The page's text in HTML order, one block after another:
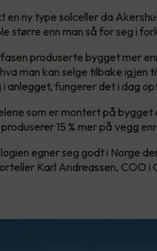
en ny type solceller da
større enn man så for seg i
produserte bygget mer
man kan selge tilbake
i anlegget, fungerer det i dag
som er montert på
15 % mer på vegg
egner seg godt i Norge
Karl Andreassen, COO i